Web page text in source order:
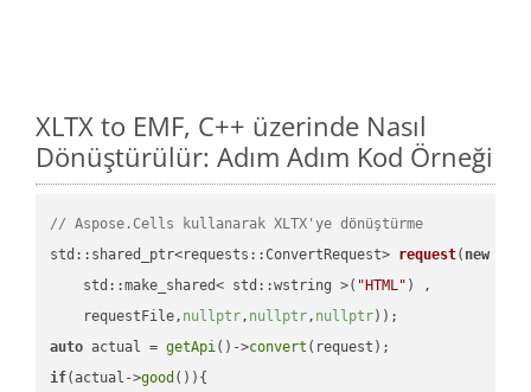
XLTX to EMF, C++ üzerinde Nasıl
Dönüştürülür: Adım Adım Kod Örneği
// Aspose.Cells kullanarak XLTX'ye dönüştürme
std::shared_ptr<requests::ConvertRequest> request( new
    std::make_shared< std::wstring >(
"HTML" ) ,
    requestFile,
nullptr, nullptr, nullptr))
auto actual = getApi()->convert
if(actual->good ()){